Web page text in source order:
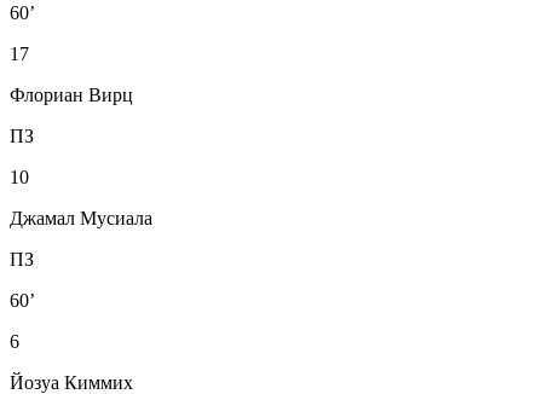
60’
17
Флориан Вирц
ПЗ
10
Джамал Мусиала
ПЗ
60’
6
Йозуа Киммих